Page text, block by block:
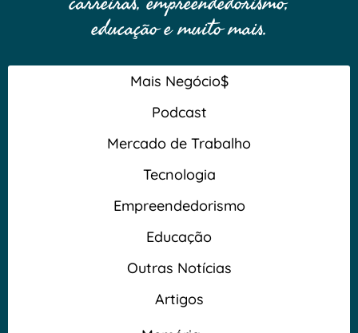
educação e muito mais.
Mais Negócio$
Podcast
Mercado de Trabalho
Tecnologia
Empreendedorismo
Educação
Outras Notícias
Artigos